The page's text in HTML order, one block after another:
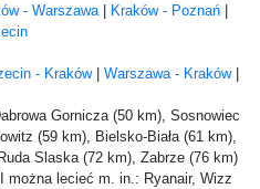
- Warszawa | Kraków - Poznań |
- Kraków| Warszawa - Kraków|
Gornicza (50 km), Sosnowiec
(59 km), Bielsko-Biała (61 km),
Slaska (72 km), Zabrze (76 km)
można lecieć m. in.: Ryanair, Wizz